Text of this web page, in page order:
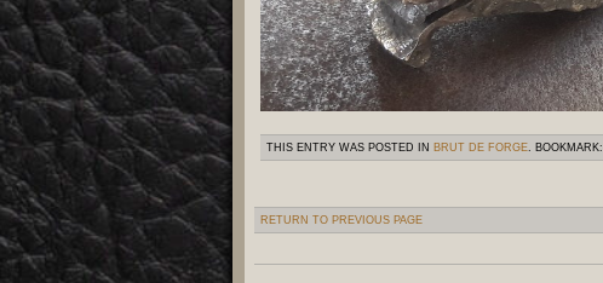
THIS ENTRY WAS POSTED IN BRUT DE FORGE. BOOKMARK:
RETURN TO PREVIOUS PAGE